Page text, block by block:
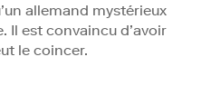
allemand mystérieux
Il est convaincu d’avoir
le coincer.